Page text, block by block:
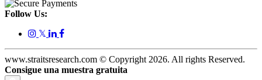
Follow Us:
𝕏
www.straitsresearch.com © Copyright 2026. All rights Reserved.
Consigue una muestra gratuita